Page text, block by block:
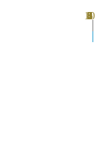
1
2
3
4
5
6
7
8
9
10